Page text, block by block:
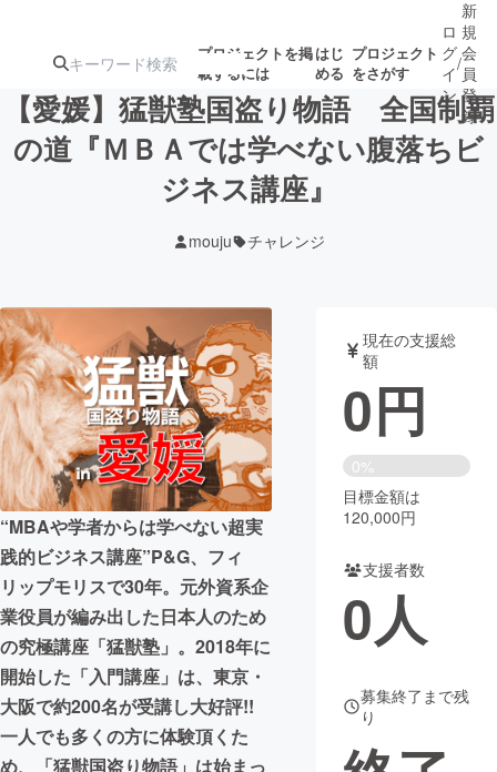
プロジェクトを掲
載するには
はじ
める
プロジェクト
をさがす
注目の新着プロ募集終了が近いプ
テクノロジー・ガジェット
映像・映画 書籍・雑誌
ビジネス・起業 チャレンジ
まちづくり・地域活性化
CAMPFIRE for Social Good
CAMPFIRE Creation
CAMPFIREふるさと納税machi-ya コミュニティ
ロ
グ
イ
ン
/
新
規
会
員
登
録
【愛媛】猛獣塾国盗り物語 全国制覇
の道『ＭＢＡでは学べない腹落ちビ
ジネス講座』
mouju チャレンジ
“MBAや学者からは学べない超実
践的ビジネス講座”P&G、フィ
リップモリスで30年。元外資系企
業役員が編み出した​日本人のため
の究極講座「猛獣塾」。​2018年に
開始した「入門講座」は、東京・
大阪で約200名が受講し大好評!!
一人でも多くの方に体験頂くた
め、「猛獣国盗り物語」は始まっ
現在の支援総
額
0円
0%
目標金額は
120,000円
支援者数
0人
募集終了まで残
り